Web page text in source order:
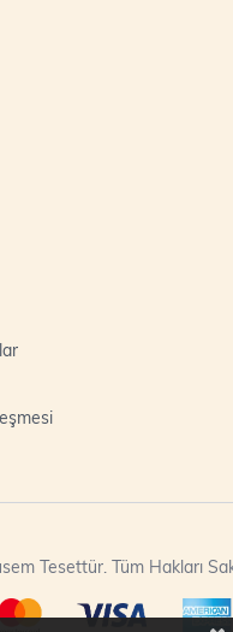
Tesettür. Tüm Hakları